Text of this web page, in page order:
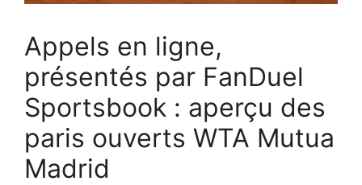
Appels en ligne,
présentés par FanDuel
Sportsbook : aperçu des
paris ouverts WTA Mutua
Madrid